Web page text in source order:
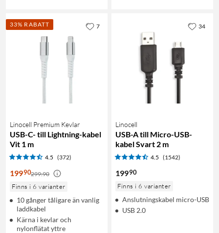
33% RABATT
Linocell Premium Kevlar
USB-C- till Lightning-kabel
Vit 1 m
4.5 (372)
19990299:90
Finns i 6 varianter
10 gånger tåligare än vanlig
laddkabel
Kärna i kevlar och
nylonflätat yttre
7
Linocell
USB-A till Micro-USB-
kabel Svart 2 m
4.5 (1542)
19990
Finns i 6 varianter
Anslutningskabel micro-USB
USB 2.0
34